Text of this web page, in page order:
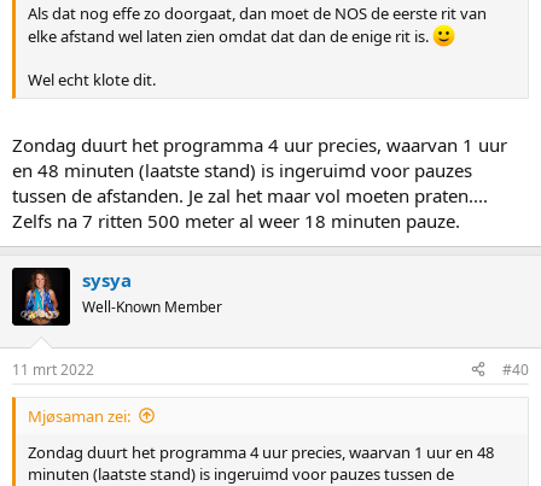
Als dat nog effe zo doorgaat, dan moet de NOS de eerste rit van
elke afstand wel laten zien omdat dat dan de enige rit is.
Wel echt klote dit.
Zondag duurt het programma 4 uur precies, waarvan 1 uur
en 48 minuten (laatste stand) is ingeruimd voor pauzes
tussen de afstanden. Je zal het maar vol moeten praten....
Zelfs na 7 ritten 500 meter al weer 18 minuten pauze.
sysya
Well-Known Member
11 mrt 2022 #40
Mjøsaman zei:
Zondag duurt het programma 4 uur precies, waarvan 1 uur en 48
minuten (laatste stand) is ingeruimd voor pauzes tussen de